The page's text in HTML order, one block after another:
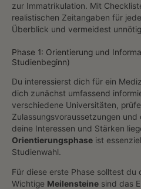
zur Immatrikulation. Mit
realistischen Zeitangaben für
Überblick und vermeidest
Phase 1: Orientierung und
Studienbeginn)
Du interessierst dich für ein
dich zunächst umfassend
verschiedene Universitäten,
Zulassungsvoraussetzungen
deine Interessen und Stärken
Orientierungsphase ist
Studienwahl.
Für diese erste Phase solltest du
Wichtige Meilensteine sind das